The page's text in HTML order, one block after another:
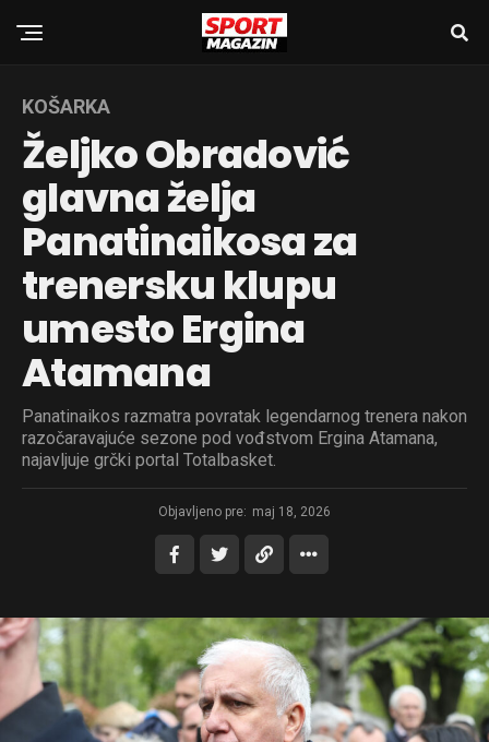
KOŠARKA
Željko Obradović
glavna želja
Panatinaikosa za
trenersku klupu
umesto Ergina
Atamana
Panatinaikos razmatra povratak legendarnog trenera nakon
razočaravajuće sezone pod vođstvom Ergina Atamana,
najavljuje grčki portal Totalbasket.
Objavljeno pre: maj 18, 2026